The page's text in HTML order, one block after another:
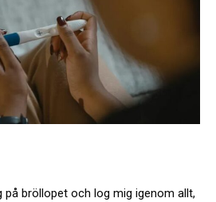
på bröllopet och log mig igenom allt,